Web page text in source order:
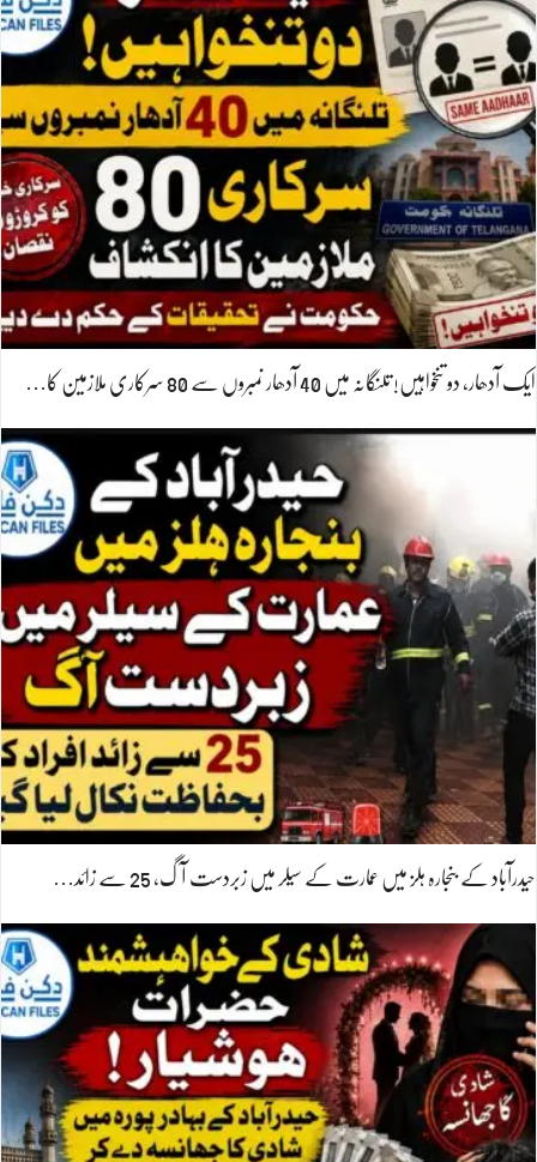
ایک آدھار، دو تنخواہیں! تلنگانہ میں 40 آدھار نمبروں سے 80 سرکاری ملازمین کا…
حیدرآباد کے بنجارہ ہلز میں عمارت کے سیلر میں زبردست آگ، 25 سے زائد…